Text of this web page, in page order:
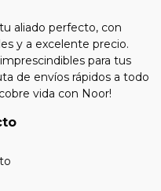
aliado perfecto, con
y a excelente precio.
para tus
de envíos rápidos a todo
vida con Noor!